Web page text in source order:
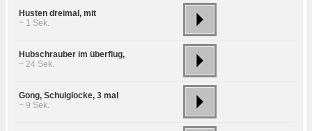
Husten dreimal, mit
~ 1 Sek.
Hubschrauber im überflug,
~ 24 Sek.
Gong, Schulglocke, 3 mal
~ 9 Sek.